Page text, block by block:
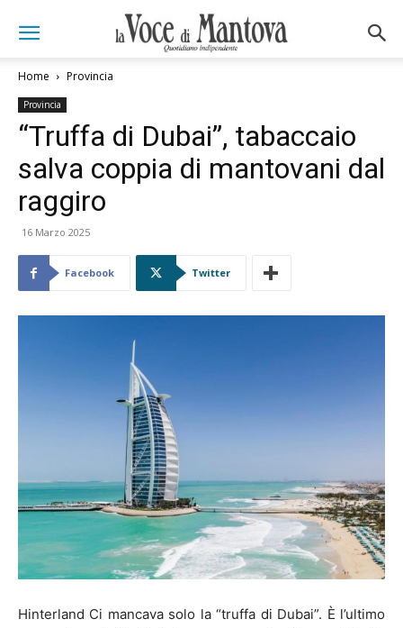
Home Provincia
Provincia
“Truffa di Dubai”, tabaccaio
salva coppia di mantovani dal
raggiro
16 Marzo 2025
Facebook Twitter
Hinterland Ci mancava solo la “truffa di Dubai”. È l’ultimo